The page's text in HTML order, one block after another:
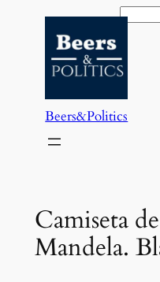
contenido
Buscar
Beers&Politics
Camiseta
Mandela.